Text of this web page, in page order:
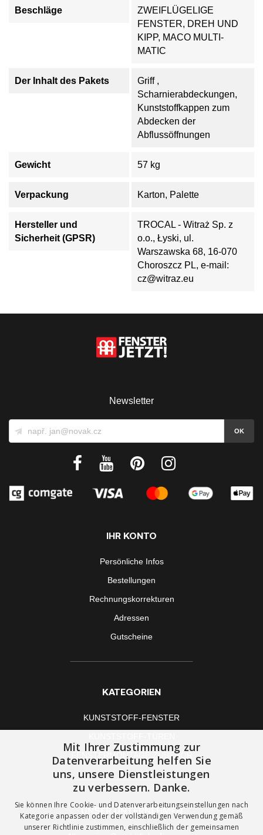
Beschläge
ZWEIFLÜGELIGE
FENSTER, DREH UND
KIPP, MACO MULTI-
MATIC
Der Inhalt des Pakets
Griff ,
Scharnierabdeckungen,
Kunststoffkappen zum
Abdecken der
Abflussöffnungen
Gewicht 57 kg
Verpackung Karton, Palette
Hersteller und
Sicherheit (GPSR)
TROCAL - Witraż Sp. z
o.o., Łyski, ul.
Warszawska 68, 16-070
Choroszcz PL, e-mail:
cz@witraz.eu
Newsletter
IHR KONTO
Persönliche Infos
Bestellungen
Rechnungskorrekturen
Adressen
Gutscheine
KATEGORIEN
KUNSTSTOFF-FENSTER
FENSTERMONTAGE ZUBEHÖR
UNSER UNTERNEHMEN
Mit Ihrer Zustimmung zur
Datenverarbeitung helfen Sie
uns, unsere Dienstleistungen
zu verbessern. Danke.
Sie können Ihre Cookie- und Datenverarbeitungseinstellungen nach
Kategorie anpassen oder der vollständigen Verwendung gemäß
unserer Richtlinie zustimmen, einschließlich der gemeinsamen